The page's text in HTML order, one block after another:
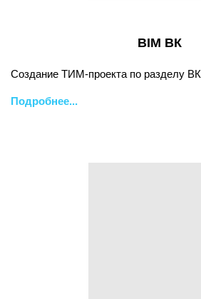
BIM ВК
Создание ТИМ-проекта по разделу ВК
Подробнее...